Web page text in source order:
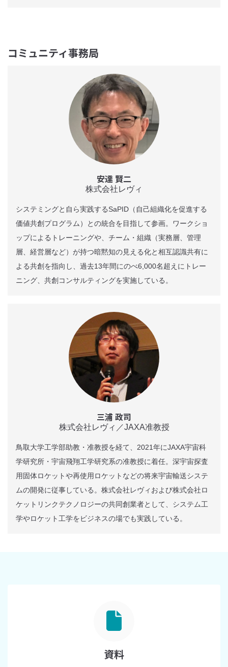
コミュニティ事務局
安達 賢二
株式会社レヴィ
システミングと自ら実践するSaPID（自己組織化を促進する
価値共創プログラム）との統合を目指して参画。ワークショ
ップによるトレーニングや、チーム・組織（実務層、管理
層、経営層など）が持つ暗黙知の見える化と相互認識共有に
よる共創を指向し、過去13年間にのべ6,000名超えにトレー
ニング、共創コンサルティングを実施している。
三浦 政司
株式会社レヴィ／JAXA准教授
鳥取大学工学部助教・准教授を経て、2021年にJAXA宇宙科
学研究所・宇宙飛翔工学研究系の准教授に着任。深宇宙探査
用固体ロケットや再使用ロケットなどの将来宇宙輸送システ
ムの開発に従事している。株式会社レヴィおよび株式会社ロ
ケットリンクテクノロジーの共同創業者として、システム工
学やロケット工学をビジネスの場でも実践している。
資料